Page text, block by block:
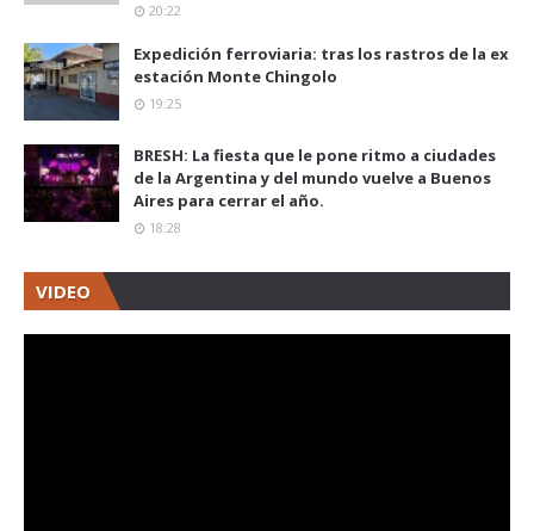
20:22
Expedición ferroviaria: tras los rastros de la ex
estación Monte Chingolo
19:25
BRESH: La fiesta que le pone ritmo a ciudades
de la Argentina y del mundo vuelve a Buenos
Aires para cerrar el año.
18:28
VIDEO